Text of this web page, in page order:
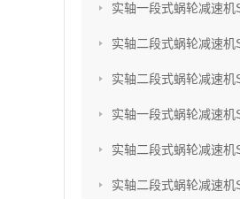
实轴一段式蜗轮减速机
实轴二段式蜗轮减速机
实轴二段式蜗轮减速机
实轴一段式蜗轮减速机
实轴二段式蜗轮减速机
实轴二段式蜗轮减速机